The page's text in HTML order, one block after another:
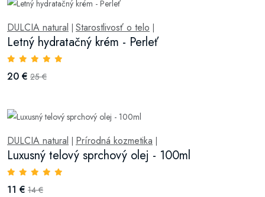
DULCIA natural Starostlivosť o telo
Letný hydratačný krém - Perleť
20 € 25 €
DULCIA natural | Prírodná kozmetika |
Luxusný telový sprchový olej - 100ml
11 € 14 €